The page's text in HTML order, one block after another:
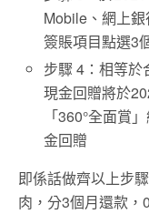
Mobile、網上
簽賬項目點選3
步驟 4：相等於
現金回贈將於
「360°全面賞
金回贈
即係話做齊以上步
肉，分3個月還款